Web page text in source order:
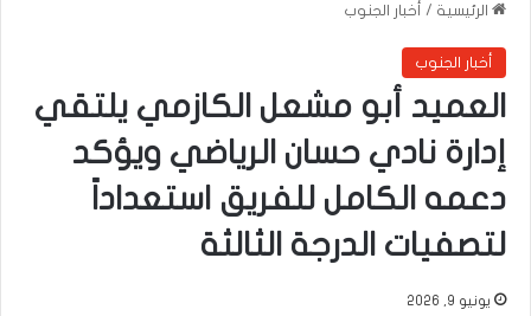
الرئيسية / أخبار الجنوب
أخبار الجنوب
العميد أبو مشعل الكازمي يلتقي
إدارة نادي حسان الرياضي ويؤكد
دعمه الكامل للفريق استعداداً
لتصفيات الدرجة الثالثة
يونيو 9, 2026